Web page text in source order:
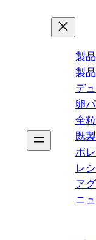
製
製
デ
卵
全
既
ポ
レ
ア
ニ